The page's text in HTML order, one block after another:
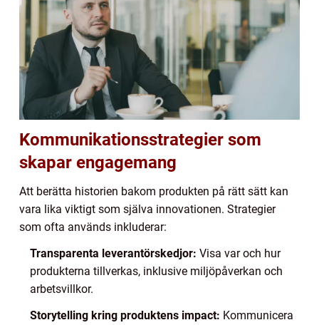
Kommunikationsstrategier som
skapar engagemang
Att berätta historien bakom produkten på rätt sätt kan
vara lika viktigt som själva innovationen. Strategier
som ofta används inkluderar:
Transparenta leverantörskedjor: Visa var och hur
produkterna tillverkas, inklusive miljöpåverkan och
arbetsvillkor.
Storytelling kring produktens impact: Kommunicera